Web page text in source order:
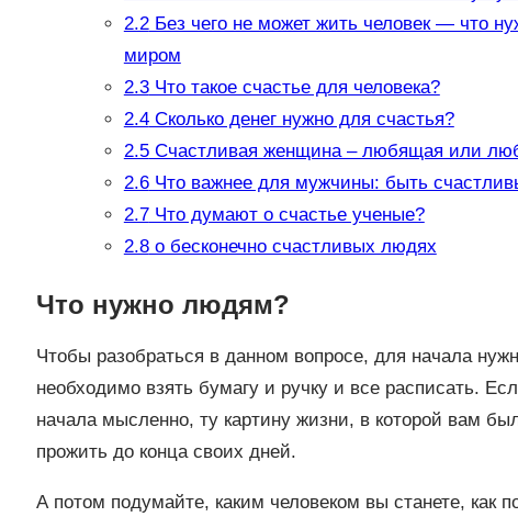
2.2Без чего не может жить человек — что
миром
2.3Что такое счастье для человека?
2.4Сколько денег нужно для счастья?
2.5Счастливая женщина – любящая или
2.6Что важнее для мужчины: быть
2.7Что думают о счастье ученые?
2.8о бесконечно счастливых людях
Что нужно людям?
Чтобы разобраться в данном вопросе, для начала
необходимо взять бумагу и ручку и все расписать.
начала мысленно, ту картину жизни, в которой вам
прожить до конца своих дней.
А потом подумайте, каким человеком вы станете, как